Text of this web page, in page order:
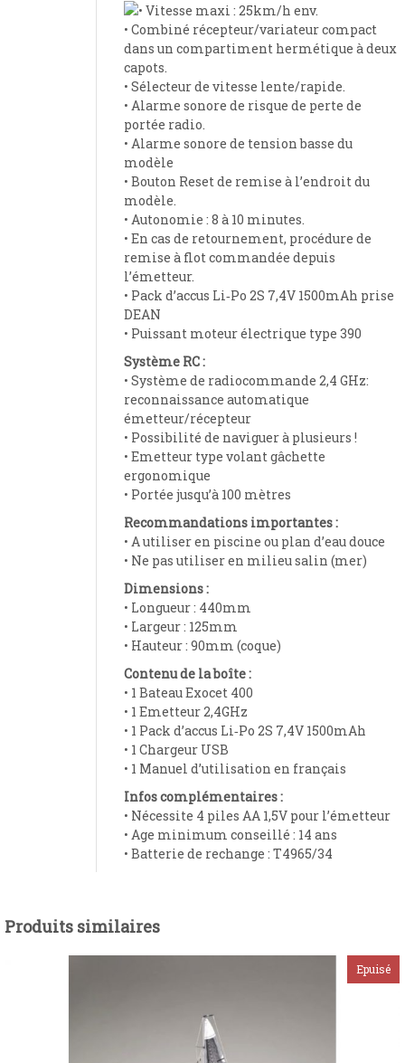
• Vitesse maxi : 25km/h env.
• Combiné récepteur/variateur compact
dans un compartiment hermétique à deux
capots.
• Sélecteur de vitesse lente/rapide.
• Alarme sonore de risque de perte de
portée radio.
• Alarme sonore de tension basse du
modèle
• Bouton Reset de remise à l’endroit du
modèle.
• Autonomie : 8 à 10 minutes.
• En cas de retournement, procédure de
remise à flot commandée depuis
l’émetteur.
• Pack d’accus Li‐Po 2S 7,4V 1500mAh prise
DEAN
• Puissant moteur électrique type 390
Système RC :
• Système de radiocommande 2,4 GHz:
reconnaissance automatique
émetteur/récepteur
• Possibilité de naviguer à plusieurs !
• Emetteur type volant gâchette
ergonomique
• Portée jusqu’à 100 mètres
Recommandations importantes :
• A utiliser en piscine ou plan d’eau douce
• Ne pas utiliser en milieu salin (mer)
Dimensions :
• Longueur : 440mm
• Largeur : 125mm
• Hauteur : 90mm (coque)
Contenu de la boîte :
• 1 Bateau Exocet 400
• 1 Emetteur 2,4GHz
• 1 Pack d’accus Li‐Po 2S 7,4V 1500mAh
• 1 Chargeur USB
• 1 Manuel d’utilisation en français
Infos complémentaires :
• Nécessite 4 piles AA 1,5V pour l’émetteur
• Age minimum conseillé : 14 ans
• Batterie de rechange : T4965/34
Produits similaires